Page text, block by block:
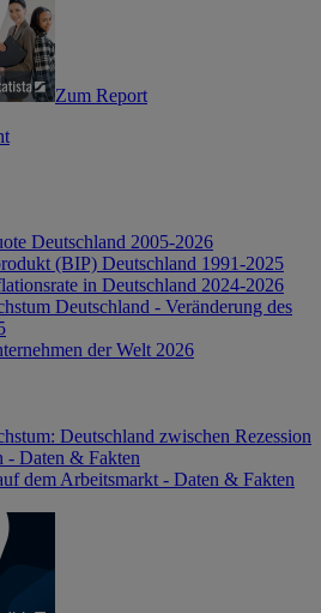
Zum Report
Deutschland 2005-2026
(BIP) Deutschland 1991-2025
in Deutschland 2024-2026
Deutschland - Veränderung des
der Welt 2026
Deutschland zwischen Rezession
- Daten & Fakten
dem Arbeitsmarkt - Daten & Fakten